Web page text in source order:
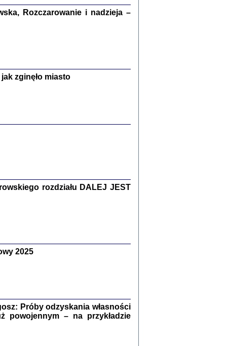
GETTOWEJ INSTYTUCJI ...
i inne pisma z łódzkiego getta
z jidysz, oprac. i wstęp. Monika Polit
NIEMIECKĄ ...
w ukryciu w Warszawie w latach 1943-1944
Rozczarowanie i nadzieja –
zginęło miasto
rozdziału DALEJ JEST
2025
Próby odzyskania własności
powojennym – na przykładzie